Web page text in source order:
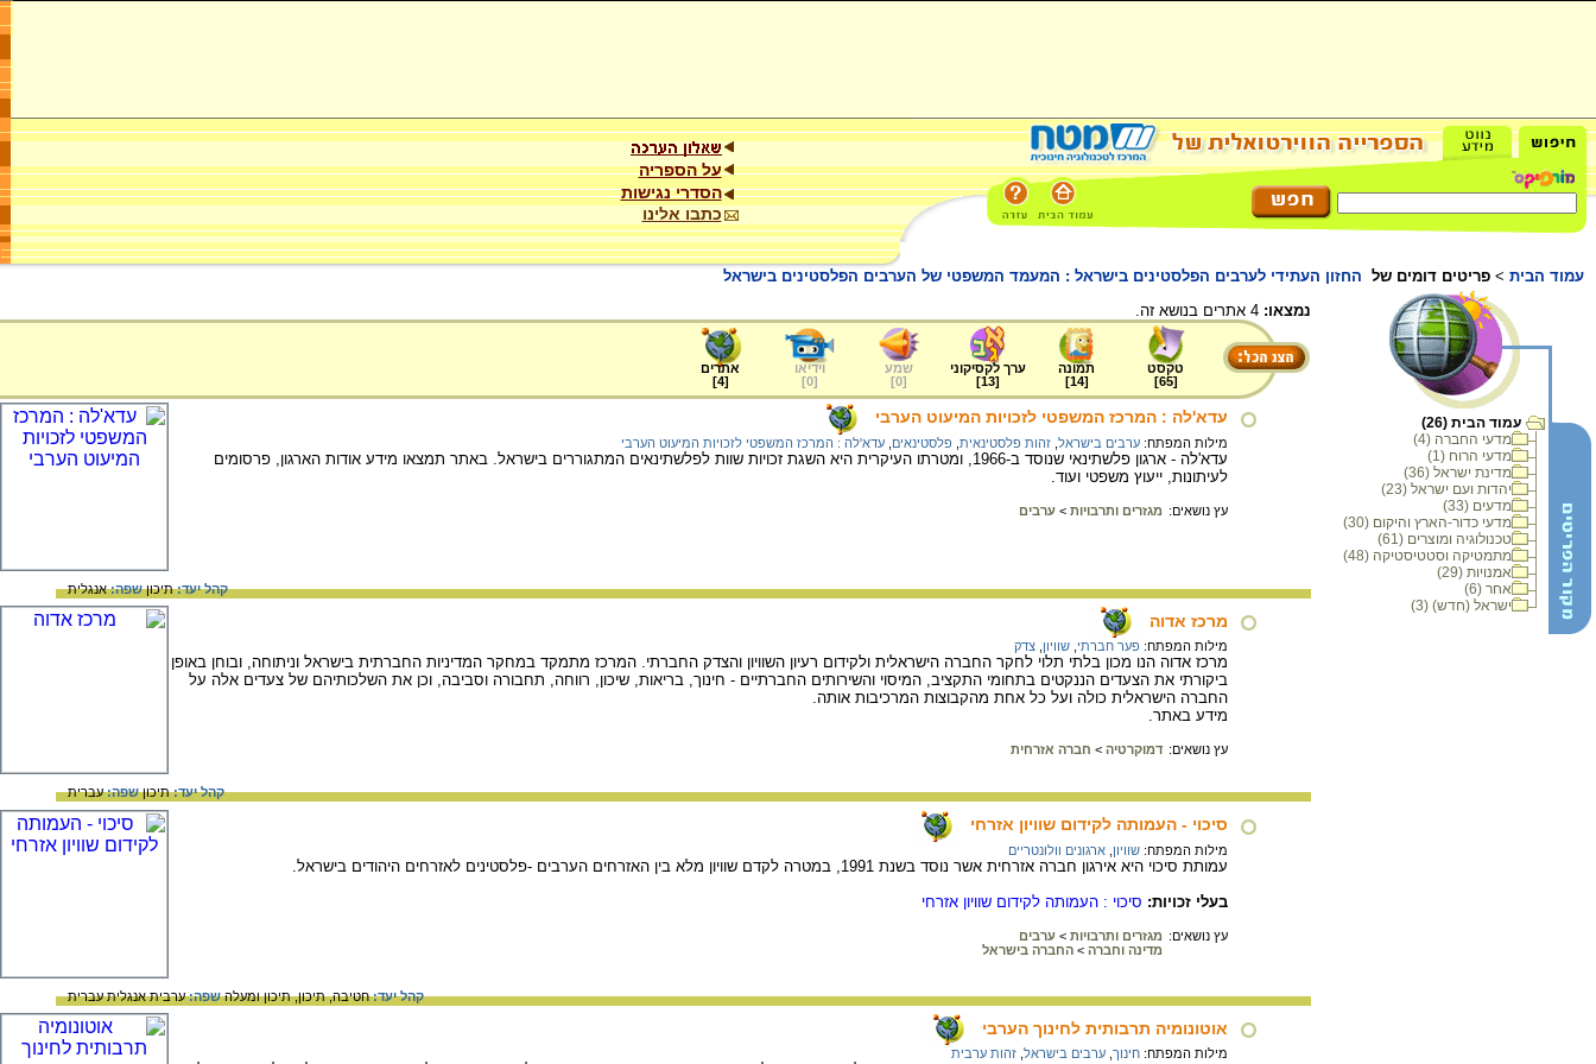
על הספריה
הסדרי נגישות
כתבו אלינו
עמוד הבית > פריטים דומים של החזון העתידי לערבים הפלסטינים בישראל : המעמד המשפטי של הערבים הפלסטינים בישראל
עמוד הבית (26)
מדעי החברה (4)
מדעי הרוח (1)
מדינת ישראל (36)
יהדות ועם ישראל (23)
מדעים (33)
מדעי כדור-הארץ והיקום (30)
טכנולוגיה ומוצרים (61)
מתמטיקה וסטטיסטיקה (48)
אמנויות (29)
אחר (6)
ישראל (חדש) (3)
נמצאו:
טקסט
[
65
]
תמונה
[
14
]
ערך לקסיקוני
[
13
]
שמע
[
0
]
וידיאו
[
0
]
אתרים
[
4
]
עדא'לה : המרכז המשפטי לזכויות המיעוט הערבי
מילות המפתח: ערבים בישראל זהות פלסטינאית פלסטינאים עדא'לה : המרכז המשפטי לזכויות המיעוט הערבי
עדא'לה - ארגון פלשתינאי שנוסד ב-1966, ומטרתו העיקרית היא השגת זכויות שוות לפלשתינאים המתגוררים בישראל. באתר תמצאו מידע אודות הארגון, פרסומים
לעיתונות, ייעוץ משפטי ועוד.
עץ נושאים: מגזרים ותרבויות > ערבים
קהל יעד:תיכוןשפה:אנגלית
מרכז אדוה
מילות המפתח: פער חברתי שוויון צדק
מרכז אדוה הנו מכון בלתי תלוי לחקר החברה הישראלית ולקידום רעיון השוויון והצדק החברתי. המרכז מתמקד במחקר המדיניות החברתית בישראל וניתוחה, ובוחן באופן
ביקורתי את הצעדים הננקטים בתחומי התקציב, המיסוי והשירותים החברתיים - חינוך, בריאות, שיכון, רווחה, תחבורה וסביבה, וכן את השלכותיהם של צעדים אלה על
החברה הישראלית כולה ועל כל אחת מהקבוצות המרכיבות אותה.
מידע באתר.
עץ נושאים: דמוקרטיה > חברה אזרחית
קהל יעד:תיכוןשפה:עברית
סיכוי - העמותה לקידום שוויון אזרחי
מילות המפתח: שוויון ארגונים וולונטריים
עמותת סיכוי היא אירגון חברה אזרחית אשר נוסד בשנת 1991, במטרה לקדם שוויון מלא בין האזרחים הערבים -פלסטינים לאזרחים היהודים בישראל.
בעלי זכויות: סיכוי : העמותה לקידום שוויון אזרחי
עץ נושאים: מגזרים ותרבויות > ערבים
מדינה וחברה > החברה בישראל
קהל יעד:חטיבה,תיכון,תיכון ומעלהשפה:ערבית אנגלית עברית
אוטונומיה תרבותית לחינוך הערבי
מילות המפתח: חינוך ערבים בישראל זהות ערבית